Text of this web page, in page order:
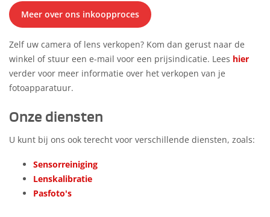
Meer over ons inkoopproces
Zelf uw camera of lens verkopen? Kom dan gerust naar de
winkel of stuur een e-mail voor een prijsindicatie. Lees hier
verder voor meer informatie over het verkopen van je
fotoapparatuur.
Onze diensten
U kunt bij ons ook terecht voor verschillende diensten, zoals:
Sensorreiniging
Lenskalibratie
Pasfoto's